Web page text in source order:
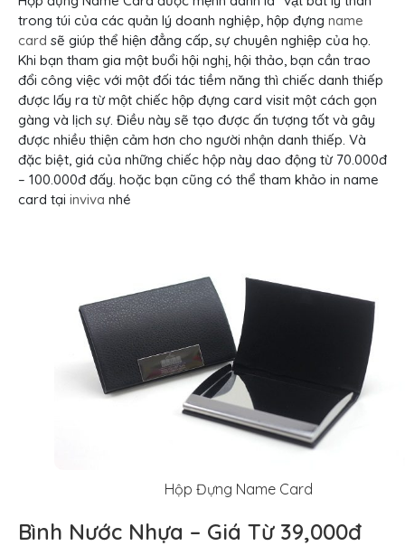
trong túi của các quản lý doanh nghiệp, hộp đựng name
card sẽ giúp thể hiện đẳng cấp, sự chuyên nghiệp của họ.
Khi bạn tham gia một buổi hội nghị, hội thảo, bạn cần trao
đổi công việc với một đối tác tiềm năng thì chiếc danh thiếp
được lấy ra từ một chiếc hộp đựng card visit một cách gọn
gàng và lịch sự. Điều này sẽ tạo được ấn tượng tốt và gây
được nhiều thiện cảm hơn cho người nhận danh thiếp. Và
đặc biệt, giá của những chiếc hộp này dao động từ 70.000đ
– 100.000đ đấy. hoặc bạn cũng có thể tham khảo in name
card tại inviva nhé
Hộp Đựng Name Card
Bình Nước Nhựa – Giá Từ 39,000đ